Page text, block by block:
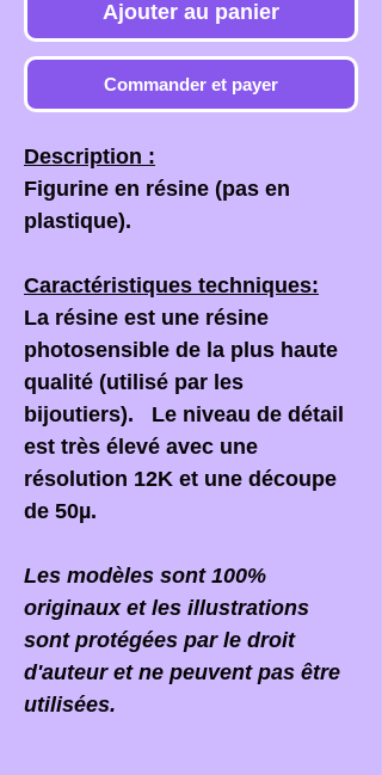
Ajouter au panier
Commander et payer
Description :
Figurine en résine (pas en
plastique).
Caractéristiques techniques:
La résine est une résine
photosensible de la plus haute
qualité (utilisé par les
bijoutiers). Le niveau de détail
est très élevé avec une
résolution 12K et une découpe
de 50µ.
Les modèles sont 100%
originaux et les illustrations
sont protégées par le droit
d'auteur et ne peuvent pas être
utilisées.